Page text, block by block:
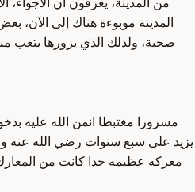
المدينة موبوءة هناك إلى الآن،
صحية، ولذلك الذي يزورها يتعب
مسرورا مغتبطا انمن الله عليه
يزيد على سبع سنوات رضي الله عنه
معركه عظيمه جدا كانت من